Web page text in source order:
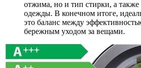
отжима, но и тип стирки, а также
одежды. В конечном итоге,
это баланс между
бережным уходом за вещами.